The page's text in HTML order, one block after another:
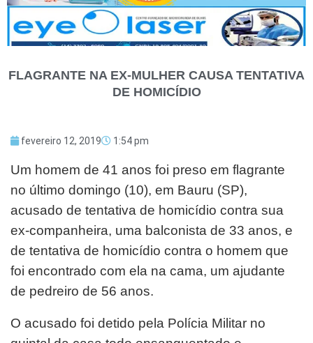
FLAGRANTE NA EX-MULHER CAUSA TENTATIVA
DE HOMICÍDIO
fevereiro 12, 2019 1:54 pm
Um homem de 41 anos foi preso em flagrante
no último domingo (10), em Bauru (SP),
acusado de tentativa de homicídio contra sua
ex-companheira, uma balconista de 33 anos, e
de tentativa de homicídio contra o homem que
foi encontrado com ela na cama, um ajudante
de pedreiro de 56 anos.
O acusado foi detido pela Polícia Militar no